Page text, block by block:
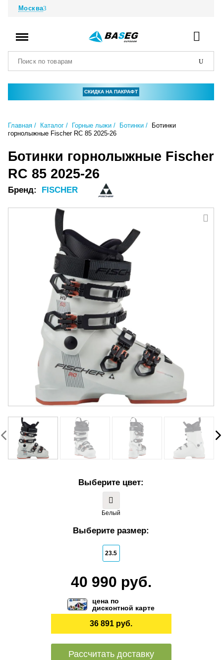
Москва
СКИДКА НА ПАКРАФТ
Главная Каталог Горные лыжи Ботинки
Ботинки
горнолыжные Fischer RC 85 2025-26
Ботинки горнолыжные Fischer
RC 85 2025-26
Бренд: FISCHER
Выберите цвет:
Белый
Выберите размер:
23.5
40 990 руб.
цена по
дисконтной карте
36 891 руб.
Рассчитать доставку